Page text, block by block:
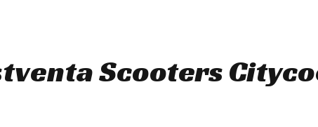
Scooters